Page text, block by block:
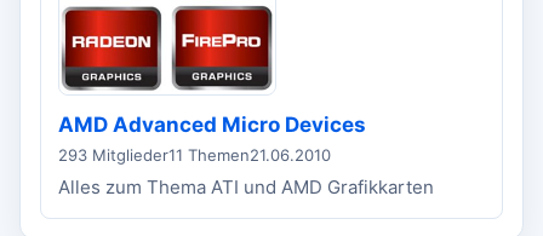
AMD Advanced Micro Devices
293 Mitglieder11 Themen21.06.2010
Alles zum Thema ATI und AMD Grafikkarten